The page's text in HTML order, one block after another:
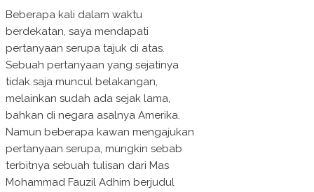
Beberapa kali dalam waktu
berdekatan, saya mendapati
pertanyaan serupa tajuk di atas.
Sebuah pertanyaan yang sejatinya
tidak saja muncul belakangan,
melainkan sudah ada sejak lama,
bahkan di negara asalnya Amerika.
Namun beberapa kawan mengajukan
pertanyaan serupa, mungkin sebab
terbitnya sebuah tulisan dari Mas
Mohammad Fauzil Adhim berjudul